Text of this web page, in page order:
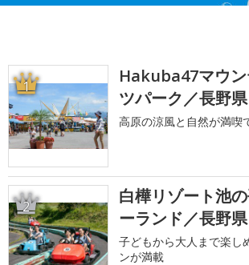
1
Hakuba47マウ
ツパーク／長野県
高原の涼風と自然が満喫
2
白樺リゾート池
ーランド／長野県
子どもから大人まで楽し
ンが満載